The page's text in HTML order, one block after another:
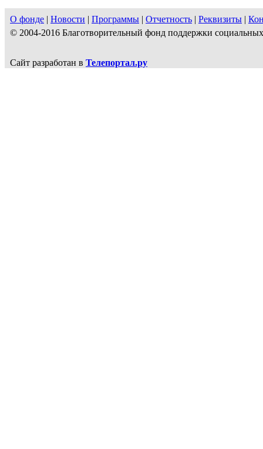
О фонде | Новости | Программы | Отчетность | Реквизиты |
© 2004-2016 Благотворительный фонд поддержки
Сайт разработан в Телепортал.ру